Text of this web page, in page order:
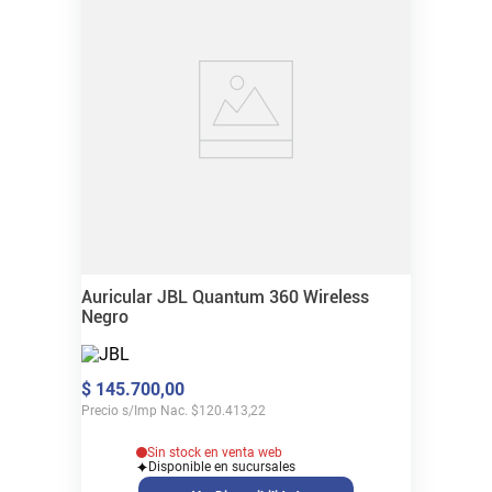
Auricular JBL Quantum 360 Wireless
Negro
$ 145.700,00
Precio s/Imp Nac. $120.413,22
Sin stock en venta web
Disponible en sucursales